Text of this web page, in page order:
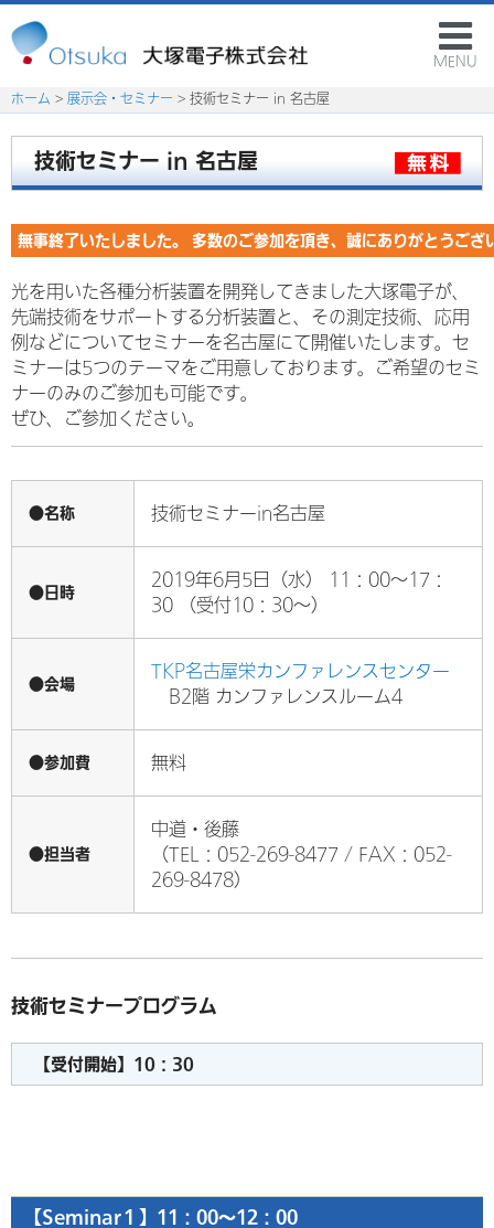
MENU
ホーム > 展示会・セミナー > 技術セミナー in 名古屋
技術セミナー in 名古屋
無事終了いたしました。 多数のご参加を頂き、誠にありがとうござ
光を用いた各種分析装置を開発してきました大塚電子が、
先端技術をサポートする分析装置と、その測定技術、応用
例などについてセミナーを名古屋にて開催いたします。セ
ミナーは5つのテーマをご用意しております。ご希望のセミ
ナーのみのご参加も可能です。
ぜひ、ご参加ください。
●名称 技術セミナーin名古屋
●日時
2019年6月5日（水） 11：00～17：
30 （受付10：30～）
●会場
TKP名古屋栄カンファレンスセンター
B2階 カンファレンスルーム4
●参加費 無料
●担当者
中道・後藤
（TEL：052-269-8477 / FAX：052-
269-8478）
技術セミナープログラム
【受付開始】10：30
【Seminar１】11：00～12：00